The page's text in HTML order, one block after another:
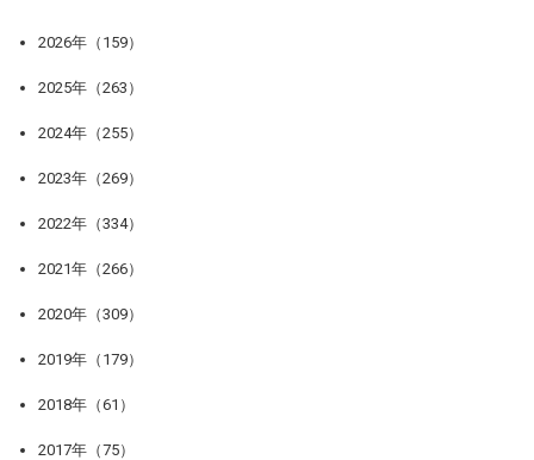
2026年（159）
2025年（263）
2024年（255）
2023年（269）
2022年（334）
2021年（266）
2020年（309）
2019年（179）
2018年（61）
2017年（75）